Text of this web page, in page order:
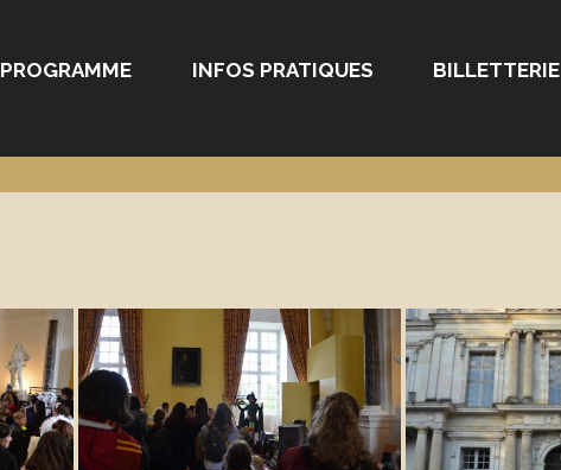
PROGRAMME INFOS PRATIQUES BILLETTERIE